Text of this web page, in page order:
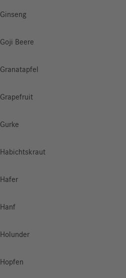
Ginseng
Goji Beere
Granatapfel
Grapefruit
Gurke
Habichtskraut
Hafer
Hanf
Holunder
Hopfen